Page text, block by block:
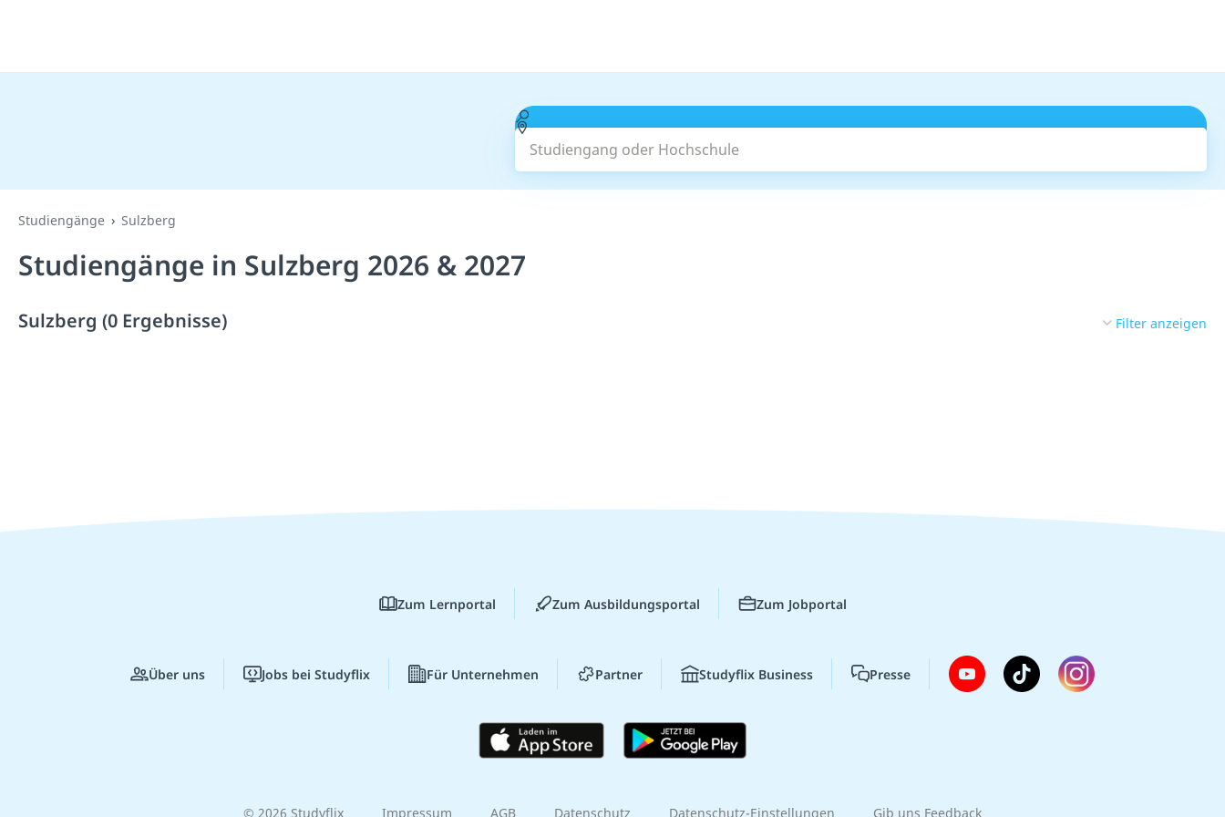
Studiengang oder Hochschule
Studiengänge Sulzberg
Studiengänge in Sulzberg 2026 & 2027
Sulzberg (0 Ergebnisse) Filter anzeigen
Zum Lernportal Zum Ausbildungsportal Zum Jobportal
Über uns Jobs bei Studyflix Für Unternehmen Partner Studyflix Business Presse
© 2026 Studyflix Impressum AGB Datenschutz Datenschutz-Einstellungen Gib uns Feedback